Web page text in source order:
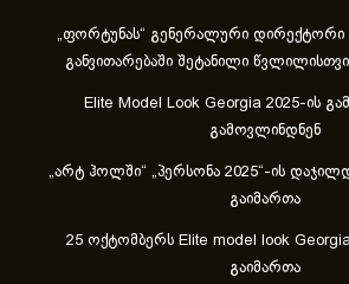
„ფორტუნას“ გენერალური
განვითარებაში შეტანილი
Elite Model Look Georgia 2025-ის
გამოვლინდნენ
„არტ ჰოლში“ „პერსონა 2025“-ის
გაიმართა
25 ოქტომბერს Elite model look
გაიმართა